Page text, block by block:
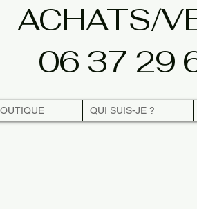
ACHATS/
06 37 29
QUI SUIS-JE ?